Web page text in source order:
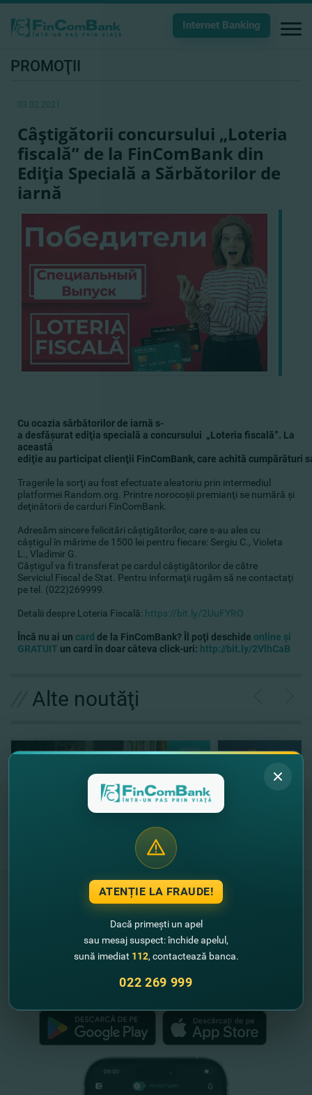
Internet Banking
PROMOŢII
03.02.2021
​Câştigătorii concursului „Loteria
fiscală” de la FinComBank din
Ediţia Specială a Sărbătorilor de
iarnă
Cu ocazia sărbătorilor de iarnă s-
a desfăşurat ediţia specială a concursului „Loteria fiscală”. La
această
ediţie au participat clienţii FinComBank, care achită cumpărături
Tragerile la sorţi au fost efectuate aleatoriu prin intermediul
platformei Random.org. Printre norocoşii premianţi se numără şi
deţinătorii de carduri FinComBank.
Adresăm sincere felicitări câştigătorilor, сare s-au ales cu
câştigul în mărime de 1500 lei pentru fiecare: Sergiu C., Violeta
L., Vladimir G.
Câştigul va fi transferat pe cardul câştigătorilor de către
Serviciul Fiscal de Stat. Pentru informaţii rugăm să ne contactaţi
pe tel. (022)269999.
Detalii despre Loteria Fiscală: https://bit.ly/2UuFYRO
Încă nu ai un card de la FinComBank? Îl poţi deschide online şi
GRATUIT un card în doar câteva click-uri: http://bit.ly/2VlhCaB
Alte noutăţi
"FinComBank" S.A. este membră a
Schemei de Garantare a Depozitelor
din Republica Moldova
FinComPay Mobile
ATENȚIE LA FRAUDE!
Dacă primești un apel
sau mesaj suspect: închide apelul,
sună imediat 112, contactează banca.
022 269 999